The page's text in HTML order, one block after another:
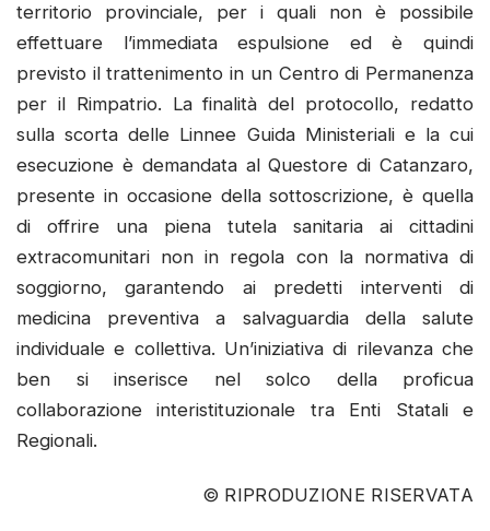
territorio provinciale, per i quali non è possibile
effettuare l’immediata espulsione ed è quindi
previsto il trattenimento in un Centro di Permanenza
per il Rimpatrio. La finalità del protocollo, redatto
sulla scorta delle Linnee Guida Ministeriali e la cui
esecuzione è demandata al Questore di Catanzaro,
presente in occasione della sottoscrizione, è quella
di offrire una piena tutela sanitaria ai cittadini
extracomunitari non in regola con la normativa di
soggiorno, garantendo ai predetti interventi di
medicina preventiva a salvaguardia della salute
individuale e collettiva. Un’iniziativa di rilevanza che
ben si inserisce nel solco della proficua
collaborazione interistituzionale tra Enti Statali e
Regionali.
© RIPRODUZIONE RISERVATA